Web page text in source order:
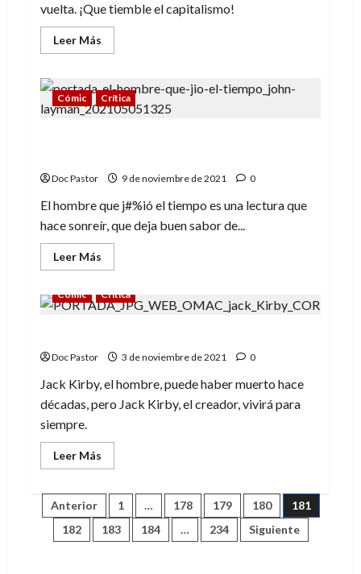
vuelta. ¡Que tiemble el capitalismo!
Leer Más
más
La
mítica
Octobriana
está
Cómic Crítica
Doc Pastor 9 de noviembre de 2021 0
El hombre que j#%ió el tiempo es una lectura que
hace sonreír, que deja buen sabor de...
Leer Más
más
El
hombre
tiempo:
espacio-
temporales
Cómic Crítica
Doc Pastor 3 de noviembre de 2021 0
Jack Kirby, el hombre, puede haber muerto hace
décadas, pero Jack Kirby, el creador, vivirá para
siempre.
Leer Más
más
O.M.A.C.,
Jack
Kirby
Paginación
de
Anterior 1 … 178 179 180
181
182
183 184 … 234 Siguiente